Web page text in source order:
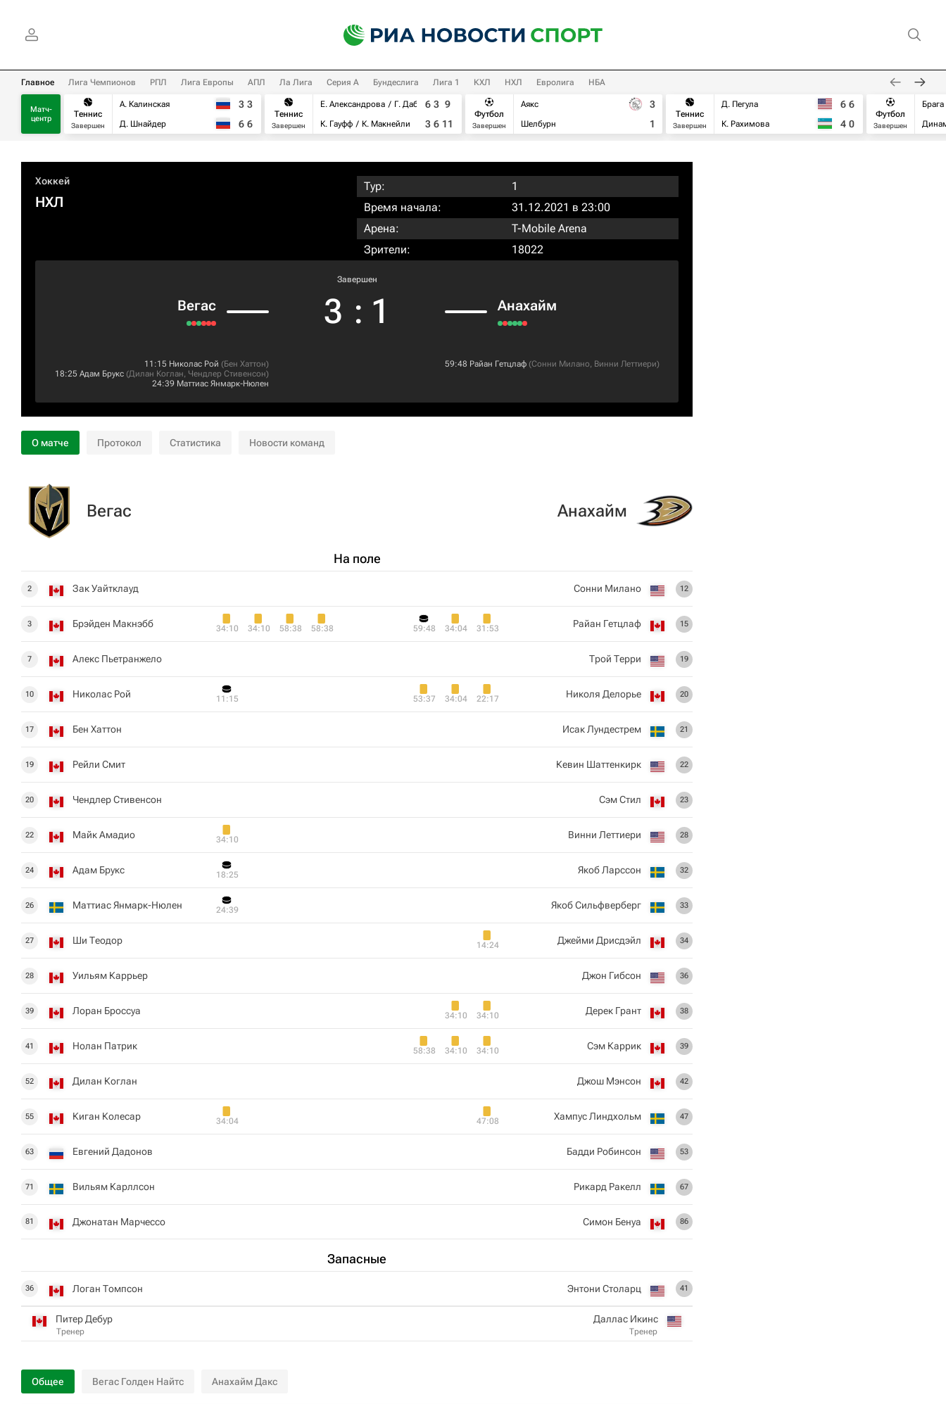
Главное Лига Чемпионов РПЛ Лига Европы АПЛ Ла Лига Серия А Бундеслига Лига 1 КХЛ НХЛ Евролига НБА
Матч-
центр
Теннис
Завершен
А. Калинская
Д. Шнайдер
3 3
6 6
Теннис
Завершен
Е. Александрова
Г. Дабровски
К. Гауфф
К. Макнейли
6 3 9
3 6 11
Футбол
Завершен
Аякс
Шелбурн
3
1
Теннис
Завершен
Д. Пегула
К. Рахимова
6 6
4 0
Футбол
Завершен
Брага
Хоккей
НХЛ
Тур:
1
Время начала:
31.12.2021 в 23:00
Арена:
T-Mobile Arena
Зрители:
18022
Вегас
Завершен
3 : 1 Анахайм
11:15 Николас Рой (Бен Хаттон)
18:25 Адам Брукс (Дилан Коглан, Чендлер Стивенсон)
24:39 Маттиас Янмарк-Нюлен
59:48 Райан Гетцлаф (Сонни Милано, Винни Леттиери)
О матче Протокол Статистика Новости команд
Вегас
На поле
2 Зак Уайтклауд
3 Брэйден Макнэбб 34:10 34:10 58:38 58:38
7 Алекс Пьетранжело
10 Николас Рой 11:15
17 Бен Хаттон
19 Рейли Смит
20 Чендлер Стивенсон
22 Майк Амадио 34:10
24 Адам Брукс 18:25
26 Маттиас Янмарк-Нюлен 24:39
27 Ши Теодор
28 Уильям Каррьер
39 Лоран Броссуа
41 Нолан Патрик
52 Дилан Коглан
55 Киган Колесар 34:04
63 Евгений Дадонов
71 Вильям Карллсон
81 Джонатан Марчессо
Запасные
36 Логан Томпсон
Питер Дебур
Тренер
Анахайм
12
Сонни Милано
15
Райан Гетцлаф
31:53
34:04
59:48
19
Трой Терри
20
Николя Делорье
22:17
34:04
53:37
21
Исак Лундестрем
22
Кевин Шаттенкирк
23
Сэм Стил
28
Винни Леттиери
32
Якоб Ларссон
33
Якоб Сильфверберг
34
Джейми Дрисдэйл
14:24
36
Джон Гибсон
38
Дерек Грант
34:10
34:10
39
Сэм Каррик
34:10
34:10
58:38
42
Джош Мэнсон
47
Хампус Линдхольм
47:08
53
Бадди Робинсон
67
Рикард Ракелл
86
Симон Бенуа
41
Энтони Столарц
Даллас Икинс
Тренер
Общее Вегас Голден Найтс Анахайм Дакс